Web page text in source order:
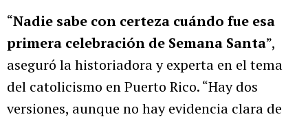
“Nadie sabe con certeza cuándo fue esa
primera celebración de Semana Santa”,
aseguró la historiadora y experta en el tema
del catolicismo en Puerto Rico. “Hay dos
versiones, aunque no hay evidencia clara de